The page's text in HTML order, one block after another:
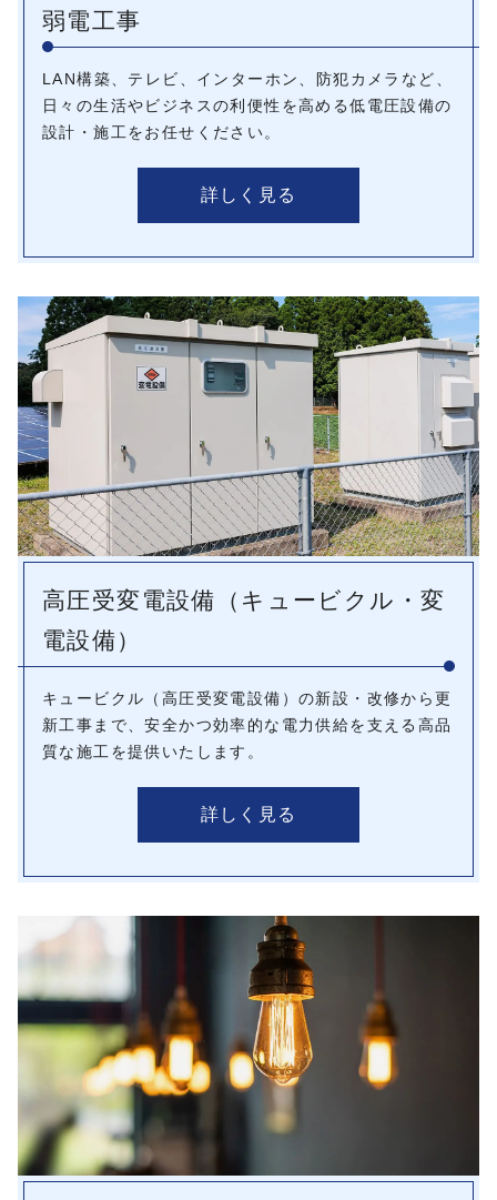
弱電工事
LAN構築、テレビ、インターホン、防犯カメラなど、
日々の生活やビジネスの利便性を高める低電圧設備の
設計・施工をお任せください。
詳しく見る
高圧受変電設備（キュービクル・変
電設備）
キュービクル（高圧受変電設備）の新設・改修から更
新工事まで、安全かつ効率的な電力供給を支える高品
質な施工を提供いたします。
詳しく見る